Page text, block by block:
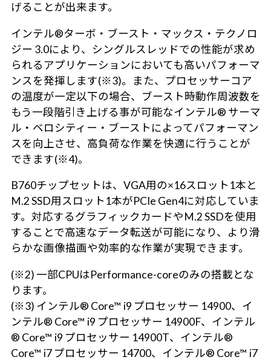
げることが出来ます。
インテル®ターボ・ブースト・マックス・テクノロ
ジー 3.0により、シングルスレッドでの性能が求め
られるアプリケーションにおいても高いパフォーマ
ンスを発揮します(※3)。また、プロセッサーコア
の温度が一定以下の場合、ブースト時動作周波数を
もう一段階引き上げる事が可能なインテル® サーマ
ル・ベロシティー・ブーストによってパフォーマン
スを向上させ、高負荷な作業を快適に行うことが
できます(※4)。
B760チップセットは、VGA用の×16スロット1本と
M.2 SSD用スロット1本がPCIe Gen4に対応していま
す。対応するグラフィックカードやM.2 SSDを使用
することで高速なデータ転送が可能になり、より滑
らかな画像描画や効率的な作業が実現できます。
(※2) 一部CPUはPerformance-coreのみの搭載とな
ります。
(※3) インテル® Core™ i9 プロセッサー 14900、イ
ンテル® Core™ i9 プロセッサー 14900F、インテル
® Core™ i9 プロセッサー 14900T、インテル®
Core™ i7 プロセッサー 14700、インテル® Core™ i7